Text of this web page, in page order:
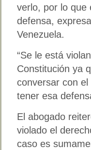
verlo, por lo que
defensa,
Venezuela.
“Se le está
Constitución ya
conversar con
tener esa
El abogado
violado el
caso es